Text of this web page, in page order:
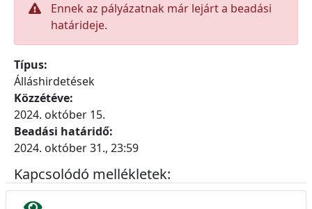
Ennek az pályázatnak már lejárt a beadási
határideje.
Típus:
Álláshirdetések
Közzétéve:
2024. október 15.
Beadási határidő:
2024. október 31., 23:59
Kapcsolódó mellékletek: